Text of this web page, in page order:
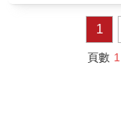
1
頁數 1